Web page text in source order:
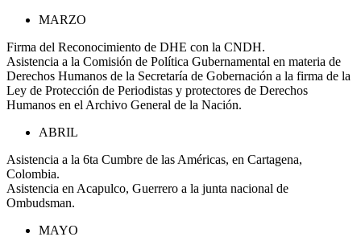
MARZO
Firma del Reconocimiento de DHE con la CNDH.
Asistencia a la Comisión de Política Gubernamental en materia de
Derechos Humanos de la Secretaría de Gobernación a la firma de la
Ley de Protección de Periodistas y protectores de Derechos
Humanos en el Archivo General de la Nación.
ABRIL
Asistencia a la 6ta Cumbre de las Américas, en Cartagena,
Colombia.
Asistencia en Acapulco, Guerrero a la junta nacional de
Ombudsman.
MAYO